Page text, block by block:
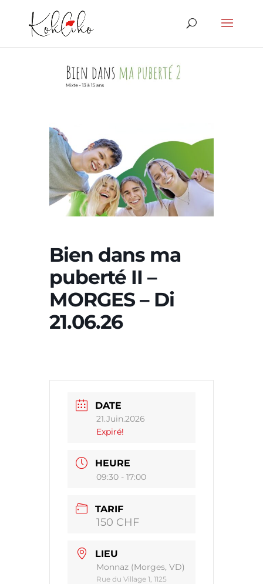
Bien dans ma
puberté II –
MORGES – Di
21.06.26
DATE
21.Juin.2026
Expiré!
HEURE
09:30 - 17:00
TARIF
150 CHF
LIEU
Monnaz (Morges, VD)
Rue du Village 1, 1125